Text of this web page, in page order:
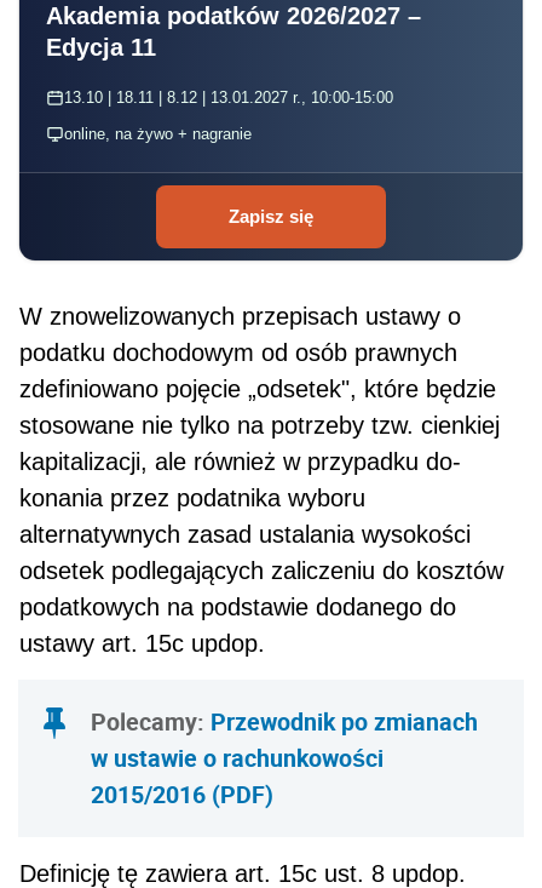
Akademia podatków 2026/2027 –
Edycja 11
13.10 | 18.11 | 8.12 | 13.01.2027 r., 10:00-15:00
online, na żywo + nagranie
Zapisz się
W znowelizowanych przepisach ustawy o
podatku dochodowym od osób prawnych
zdefiniowano pojęcie „odsetek", które będzie
stosowane nie tylko na potrzeby tzw. cienkiej
kapitalizacji, ale również w przypadku do­
konania przez podatnika wyboru
alternatywnych zasad ustalania wysokości
odsetek podlegających zaliczeniu do kosztów
podatkowych na podstawie dodanego do
ustawy art. 15c updop.
Polecamy: Przewodnik po zmianach
w ustawie o rachunkowości
2015/2016 (PDF)
Definicję tę zawiera art. 15c ust. 8 updop.